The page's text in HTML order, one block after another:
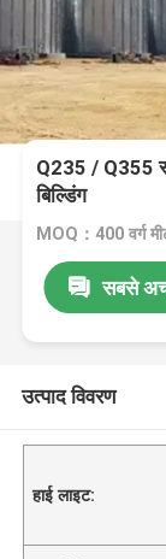
Q235 / Q355
बिल्डिंग
MOQ：400 वर्ग
सबसे
उत्पाद विवरण
हाई लाइट: